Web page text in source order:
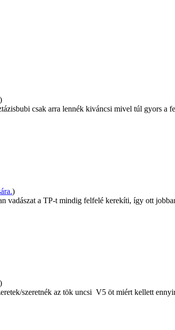
)
csak arra lennék kiváncsi mivel túl gyors a
)
vadászat a TP-t mindig felfelé kerekíti, így ott
)
szeretnék az tök uncsi V5 öt miért kellett